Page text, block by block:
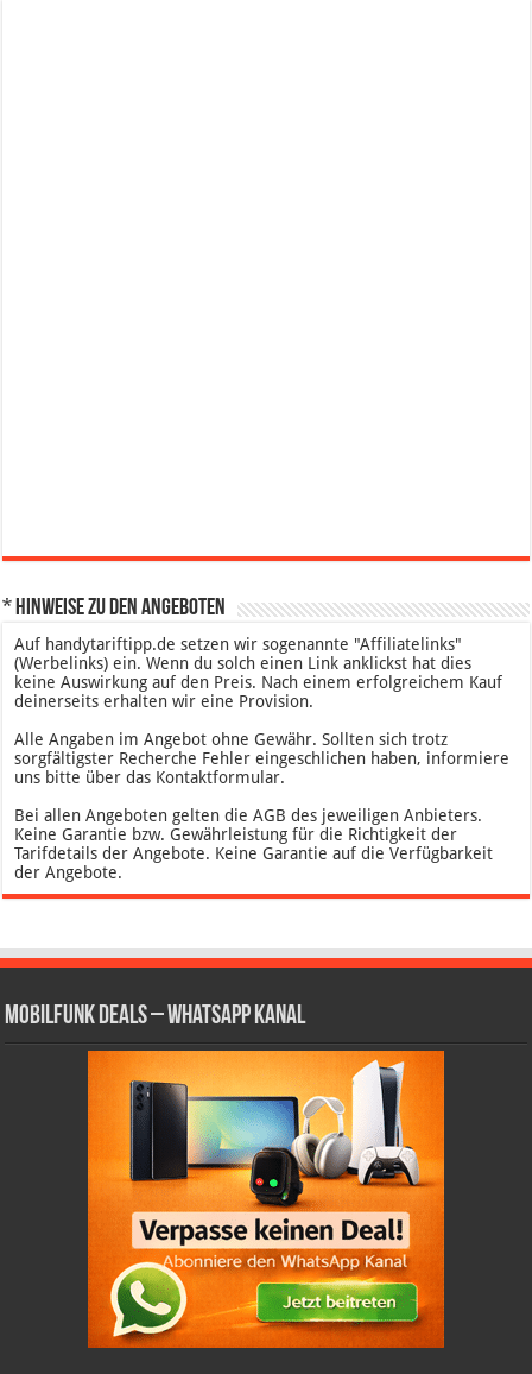
* Hinweise zu den Angeboten
Auf handytariftipp.de setzen wir sogenannte "Affiliatelinks"
(Werbelinks) ein. Wenn du solch einen Link anklickst hat dies
keine Auswirkung auf den Preis. Nach einem erfolgreichem Kauf
deinerseits erhalten wir eine Provision.
Alle Angaben im Angebot ohne Gewähr. Sollten sich trotz
sorgfältigster Recherche Fehler eingeschlichen haben, informiere
uns bitte über das Kontaktformular.
Bei allen Angeboten gelten die AGB des jeweiligen Anbieters.
Keine Garantie bzw. Gewährleistung für die Richtigkeit der
Tarifdetails der Angebote. Keine Garantie auf die Verfügbarkeit
der Angebote.
Mobilfunk Deals – WhatsApp Kanal